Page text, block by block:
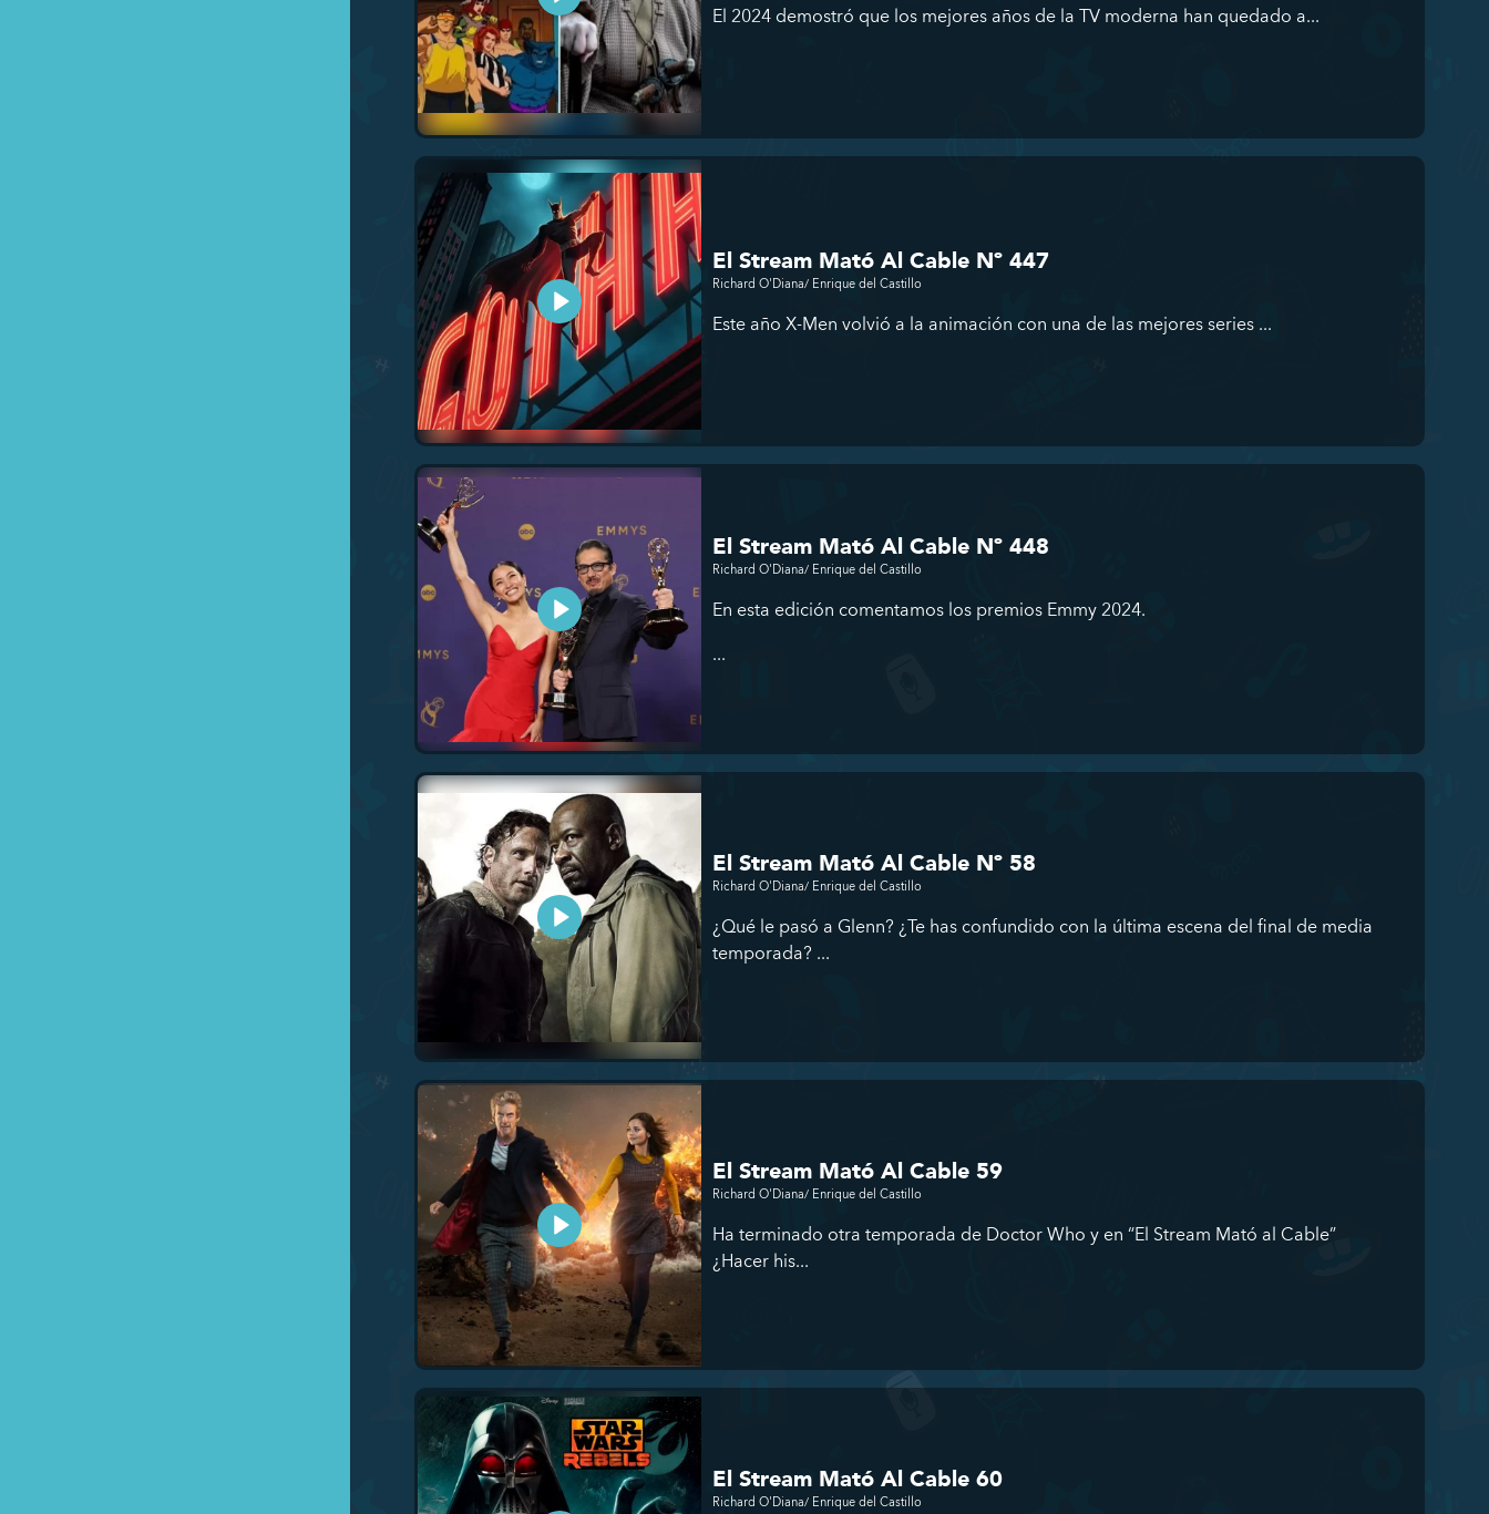
El 2024 demostró que los mejores años de la TV moderna han quedado a...
El Stream Mató Al Cable Nº 447
Richard O'Diana/ Enrique del Castillo
Este año X-Men volvió a la animación con una de las mejores series ...
El Stream Mató Al Cable Nº 448
Richard O'Diana/ Enrique del Castillo
En esta edición comentamos los premios Emmy 2024.
...
El Stream Mató Al Cable Nº 58
Richard O'Diana/ Enrique del Castillo
¿Qué le pasó a Glenn? ¿Te has confundido con la última escena del final de media
temporada? ...
El Stream Mató Al Cable 59
Richard O'Diana/ Enrique del Castillo
Ha terminado otra temporada de Doctor Who y en “El Stream Mató al Cable”
¿Hacer his...
El Stream Mató Al Cable 60
Richard O'Diana/ Enrique del Castillo